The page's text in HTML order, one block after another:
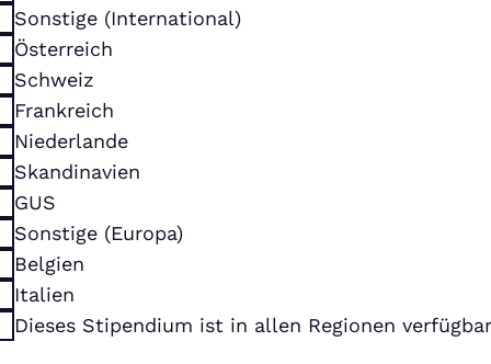
Sonstige (International)
Österreich
Schweiz
Frankreich
Niederlande
Skandinavien
GUS
Sonstige (Europa)
Belgien
Italien
Dieses Stipendium ist in allen Regionen